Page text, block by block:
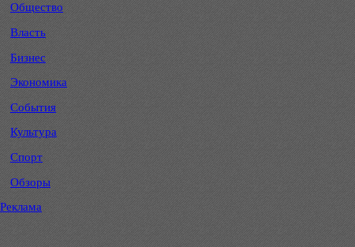
Общество
Власть
Бизнес
Экономика
События
Культура
Спорт
Обзоры
Реклама